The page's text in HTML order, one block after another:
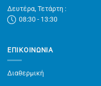
Δευτέρα, Τετάρτη :
08:30 - 13:30
ΕΠΙΚΟΙΝΩΝΊΑ
Διαθερμική